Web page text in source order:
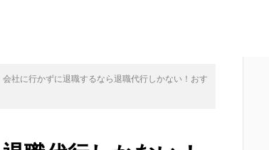
会社に行かずに退職するなら退職代行しかない！おす